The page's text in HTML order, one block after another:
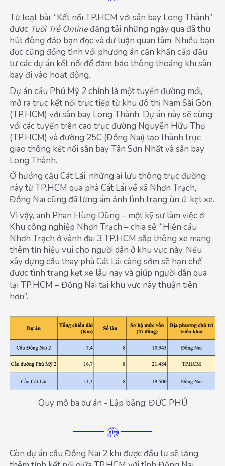
Từ loạt bài: “Kết nối TP.HCM với sân bay Long Thành”
được Tuổi Trẻ Onlineđăng tải những ngày qua đã thu
hút đông đảo bạn đọc và dư luận quan tâm. Nhiều bạn
đọc cũng đồng tình với phương án cần khẩn cấp đầu
tư các dự án kết nối để đảm bảo thông thoáng khi sân
bay đi vào hoạt động.
Dự án cầu Phú Mỹ 2 chính là một tuyến đường mới,
mở ra trục kết nối trực tiếp từ khu đô thị Nam Sài Gòn
(TP.HCM) với sân bay Long Thành. Dự án này sẽ cùng
với các tuyến trên cao trục đường Nguyễn Hữu Thọ
(TP.HCM) và đường 25C (Đồng Nai) tạo thành trục
giao thông kết nối sân bay Tân Sơn Nhất và sân bay
Long Thành.
Ở hướng cầu Cát Lái, những ai lưu thông trục đường
này từ TP.HCM qua phà Cát Lái về xã Nhơn Trạch,
Đồng Nai cũng đã từng ám ảnh tình trạng ùn ứ, kẹt xe.
Vì vậy, anh Phan Hùng Dũng – một kỹ sư làm việc ở
Khu công nghiệp Nhơn Trạch – chia sẻ: “Hiện cầu
Nhơn Trạch ở vành đai 3 TP.HCM sắp thông xe mang
thêm tín hiệu vui cho người dân ở khu vực này. Nếu
xây dựng cầu thay phà Cát Lái càng sớm sẽ hạn chế
được tình trạng kẹt xe lâu nay và giúp người dân qua
lại TP.HCM – Đồng Nai tại khu vực này thuận tiên
hơn”.
Quy mô ba dự án - Lập bảng: ĐỨC PHÚ
Còn dự án cầu Đồng Nai 2 khi được đầu tư sẽ tăng